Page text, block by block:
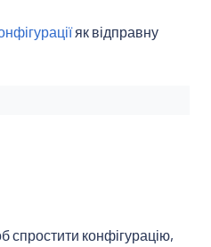
як відправну
спростити конфігурацію,